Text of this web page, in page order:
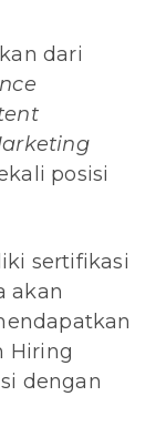
dari
posisi
sertifikasi
akan
Hiring
dengan